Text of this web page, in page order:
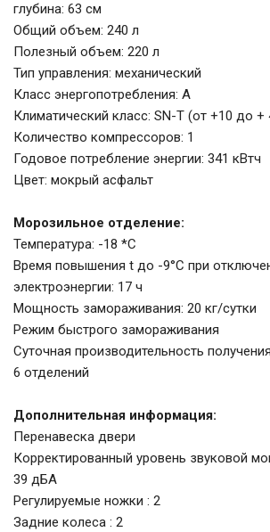
глубина: 63 см
Общий объем: 240 л
Полезный объем: 220 л
Тип управления: механический
Класс энергопотребления: А
Климатический класс: SN-T (от +10 до +
Количество компрессоров: 1
Годовое потребление энергии: 341 кВтч
Цвет: мокрый асфальт
Морозильное отделение:
Температура: -18 *C
Время повышения t до -9°C при
электроэнергии: 17 ч
Мощность замораживания: 20 кг/сутки
Режим быстрого замораживания
Суточная производительность
6 отделений
Дополнительная информация:
Перенавеска двери
Корректированный уровень звуковой
39 дБА
Регулируемые ножки : 2
Задние колеса : 2